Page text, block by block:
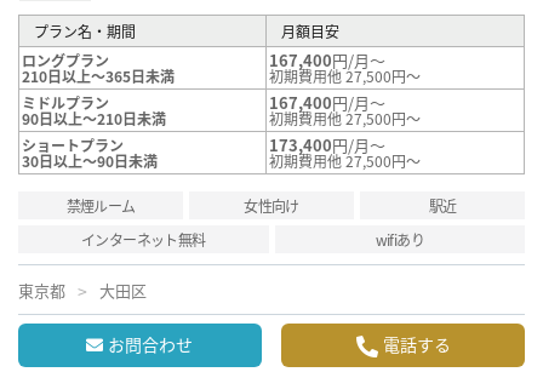
プラン名・期間
月額目安
ロングプラン
210日以上～365日未満
167,400円/月～
初期費用他 27,500円～
ミドルプラン
90日以上～210日未満
167,400円/月～
初期費用他 27,500円～
ショートプラン
30日以上～90日未満
173,400円/月～
初期費用他 27,500円～
禁煙ルーム 女性向け
駅近
インターネット無料
wifiあり
東京都 大田区
お問合わせ 電話する